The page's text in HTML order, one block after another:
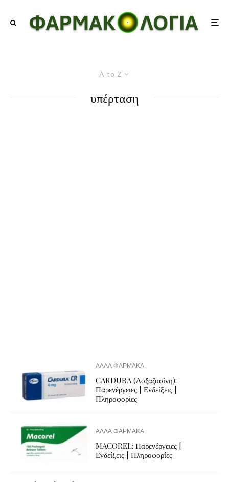
A to Z
υπέρταση
ΑΛΛΑ ΦΑΡΜΑΚΑ
CARDURA (Δοξαζοσίνη):
Παρενέργειες | Ενδείξεις |
Πληροφορίες
ΑΛΛΑ ΦΑΡΜΑΚΑ
MACOREL: Παρενέργειες |
Ενδείξεις | Πληροφορίες